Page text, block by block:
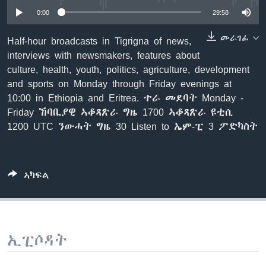
ቂሔ ጽልሚ
ቋንቋታት
0:00 29:58
መራገፊ
Half-hour broadcasts in Tigrigna of news,
interviews with newsmakers, features about
culture, health, youth, politics, agriculture, development
and sports on Monday through Friday evenings at
10:00 in Ethiopia and Eritrea. ተራ መደባት Monday -
Friday ኸባቢያዊ ኣቆጻጽራ ግዜ 1700 ኣቆጻጽራ ዩቲሲ
1200 UTC ንውሓት ግዜ 30 Listen to ኤም-ፒ 3 ፖድካስት
ኣካፍል
ኢፒሶዳት